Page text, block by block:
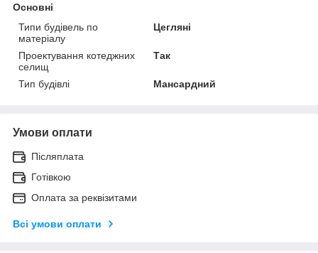
Основні
Типи будівель по
матеріалу
Цегляні
Проектування котеджних
селищ
Так
Тип будівлі Мансардний
Умови оплати
Післяплата
Готівкою
Оплата за реквізитами
Всі умови оплати